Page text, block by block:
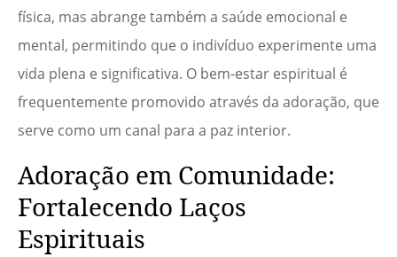
física, mas abrange também a saúde emocional e
mental, permitindo que o indivíduo experimente uma
vida plena e significativa. O bem-estar espiritual é
frequentemente promovido através da adoração, que
serve como um canal para a paz interior.
Adoração em Comunidade:
Fortalecendo Laços
Espirituais